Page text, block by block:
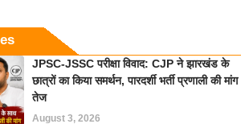
JPSC-JSSC परीक्षा विवाद: CJP ने झारखंड के
छात्रों का किया समर्थन, पारदर्शी भर्ती प्रणाली की मांग
तेज
August 3, 2026